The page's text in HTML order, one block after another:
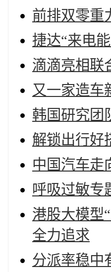
前排双零重
捷达“来电
滴滴亮相联
又一家造车
韩国研究团
解锁出行好
中国汽车走
呼吸过敏专
港股大模型
全力追求
分派率稳中